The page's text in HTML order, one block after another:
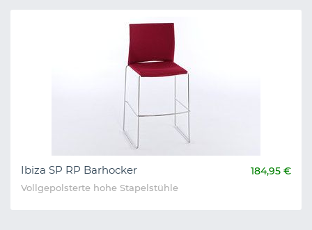
Ibiza SP RP Barhocker 184,95 €
Vollgepolsterte hohe Stapelstühle